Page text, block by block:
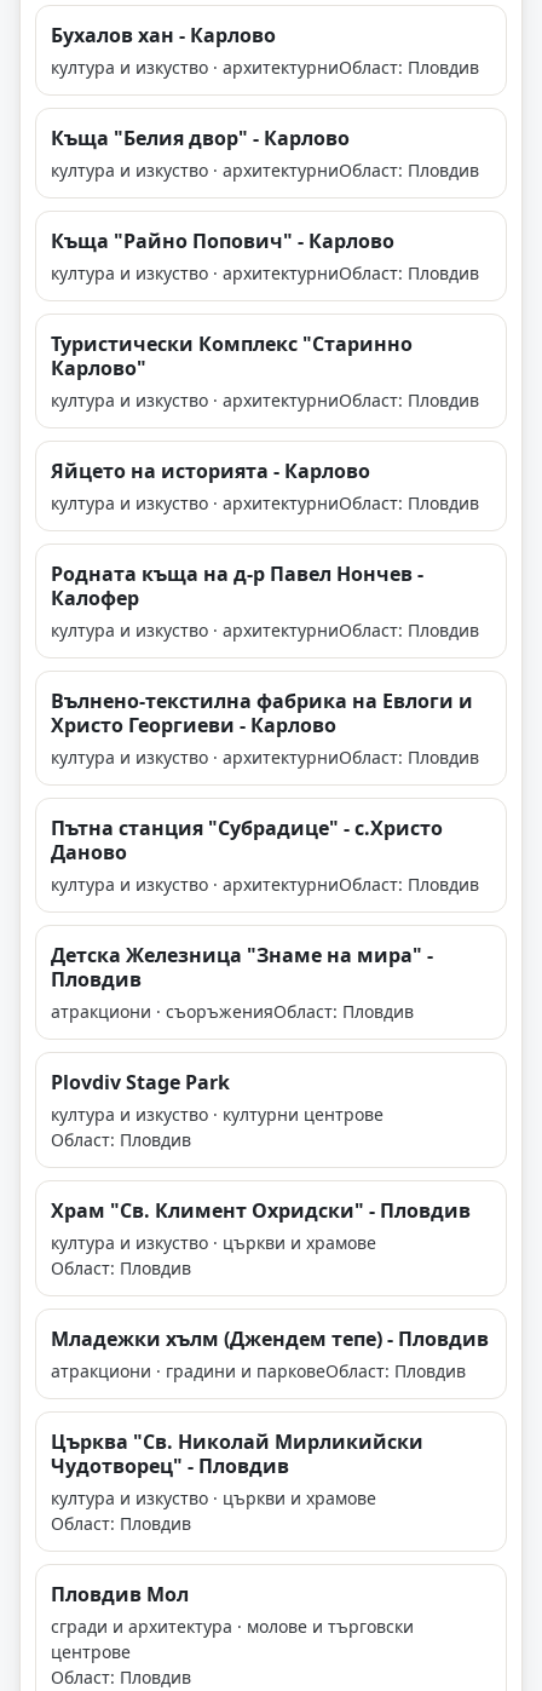
Бухалов хан - Карлово
култура и изкуство · архитектурниОбласт: Пловдив
Къща "Белия двор" - Карлово
култура и изкуство · архитектурниОбласт: Пловдив
Къща "Райно Попович" - Карлово
култура и изкуство · архитектурниОбласт: Пловдив
Туристически Комплекс "Старинно
Карлово"
култура и изкуство · архитектурниОбласт: Пловдив
Яйцето на историята - Карлово
култура и изкуство · архитектурниОбласт: Пловдив
Родната къща на д-р Павел Нончев -
Калофер
култура и изкуство · архитектурниОбласт: Пловдив
Вълнено-текстилна фабрика на Евлоги и
Христо Георгиеви - Карлово
култура и изкуство · архитектурниОбласт: Пловдив
Пътна станция "Субрадице" - с.Христо
Даново
култура и изкуство · архитектурниОбласт: Пловдив
Детска Железница "Знаме на мира" -
Пловдив
атракциони · съоръженияОбласт: Пловдив
Plovdiv Stage Park
култура и изкуство · културни центрове
Област: Пловдив
Храм "Св. Климент Охридски" - Пловдив
култура и изкуство · църкви и храмове
Област: Пловдив
Младежки хълм (Джендем тепе) - Пловдив
атракциони · градини и парковеОбласт: Пловдив
Църква "Св. Николай Мирликийски
Чудотворец" - Пловдив
култура и изкуство · църкви и храмове
Област: Пловдив
Пловдив Мол
сгради и архитектура · молове и търговски
центрове
Област: Пловдив